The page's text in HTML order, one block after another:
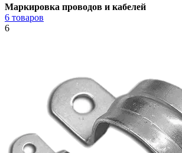
Маркировка проводов и кабелей
6 товаров
6